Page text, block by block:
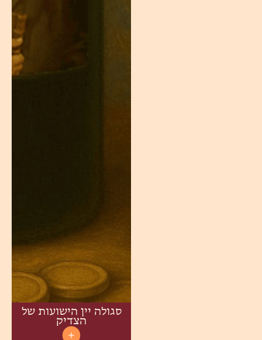
סגולה יין הישועות של
הצדיק